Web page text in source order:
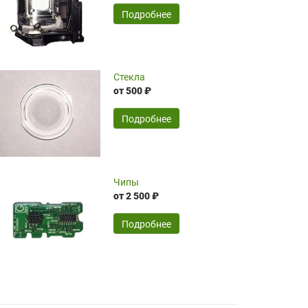
временные затраты по достаточно
оптимизированной стоимости, чему
чрезмерно благодарны!)))
SERGEY FOURSOV,24.04.2026
широкий ассортимент ламп, как оригиналов,
так и аналогов.Быстрое оформление и
передача в доставку, приемлемые цены. Мне
понравилось.
Читать полностью
16.04.2026
Подробнее
Стекла
от 500 ₽
Подробнее
Чипы
от 2 500 ₽
Подробнее